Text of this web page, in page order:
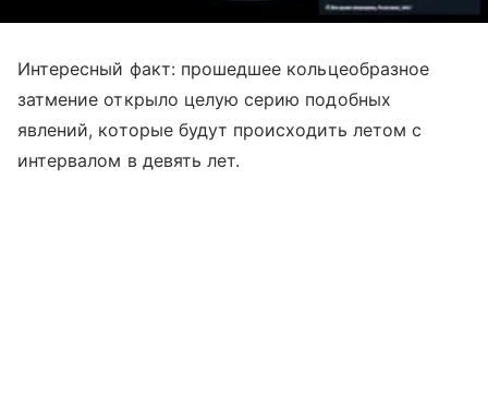
Интересный факт:прошедшее кольцеобразное
затмение открыло целую серию подобных
явлений, которые будут происходить летом с
интервалом в девять лет.